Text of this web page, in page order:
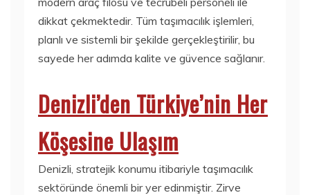
dikkat çekmektedir. Tüm taşımacılık işlemleri,
planlı ve sistemli bir şekilde gerçekleştirilir, bu
sayede her adımda kalite ve güvence sağlanır.
Denizli’den Türkiye’nin Her
Köşesine Ulaşım
Denizli, stratejik konumu itibariyle taşımacılık
sektöründe önemli bir yer edinmiştir. Zirve